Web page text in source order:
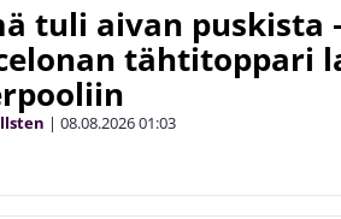
tuli aivan puskista
tähtitoppari
| 08.08.202601:03